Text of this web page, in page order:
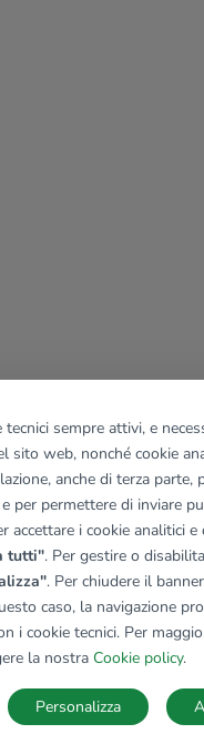
di Piemonte, 2 35010
CONTATTACI
tecnici sempre attivi, e
sito web, nonché cookie
anche di terza parte,
per permettere di inviare
accettare i cookie analitici
tutti". Per gestire o
. Per chiudere il
caso, la navigazione
i cookie tecnici. Per
la nostra Cookie policy.
Personalizza